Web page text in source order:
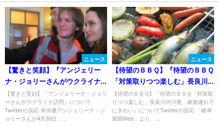
ニュース
【驚きと笑顔】『アンジェリー
ナ・ジョリーさんがウクライナ
訪問』についてTwitterの反応
【驚きと笑顔】『アンジェリーナ・ジョリ
ーさんがウクライナ訪問』について
Twitterの反応 米俳優アンジェリーナ・ジ
ョリーさんが4月30日、...
ニュース
【待望のＢＢＱ】『待望のＢＢＱ
「対策取りつつ楽しむ」長良川
河川敷、家族連れでにぎわい』
について
【待望のＢＢＱ】『待望のＢＢＱ「対策取
りつつ楽しむ」長良川河川敷、家族連れで
にぎわい』についてTwitterの反応 「岐阜
新聞Web」より、...